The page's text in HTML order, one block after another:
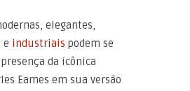
elegantes,
e industriais podem se
da icônica
Eames em sua versão